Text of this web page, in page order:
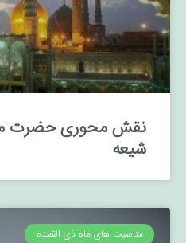
نقش محوری حضرت
شیعه
مناسبت های ماه ذی القعده